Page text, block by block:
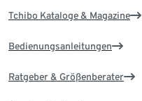
Tchibo Kataloge & Magazine
Bedienungsanleitungen
Ratgeber & Größenberater